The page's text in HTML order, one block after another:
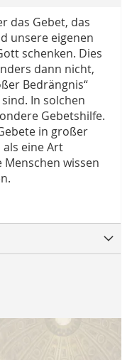
das Gebet, das
unsere eigenen
schenken. Dies
dann nicht,
Bedrängnis“
In solchen
Gebetshilfe.
in großer
als eine Art
Menschen wissen